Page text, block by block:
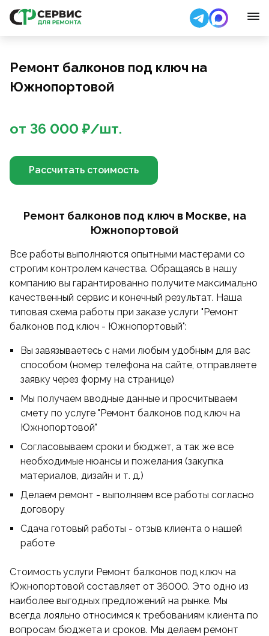
Ремонт балконов под ключ на
Южнопортовой
от 36 000 ₽/шт.
Рассчитать стоимость
Ремонт балконов под ключ в Москве, на
Южнопортовой
Все работы выполняются опытными мастерами со
строгим контролем качества. Обращаясь в нашу
компанию вы гарантированно получите максимально
качественный сервис и конечный результат. Наша
типовая схема работы при заказе услуги "Ремонт
балконов под ключ - Южнопортовый":
Вы завязываетесь с нами любым удобным для вас
способом (номер телефона на сайте, отправляете
заявку через форму на странице)
Мы получаем вводные данные и просчитываем
смету по услуге "Ремонт балконов под ключ на
Южнопортовой"
Согласовываем сроки и бюджет, а так же все
необходимые нюансы и пожелания (закупка
материалов, дизайн и т. д.)
Делаем ремонт - выполняем все работы согласно
договору
Сдача готовый работы - отзыв клиента о нашей
работе
Стоимость услуги Ремонт балконов под ключ на
Южнопортовой составляет от 36000. Это одно из
наиболее выгодных предложений на рынке. Мы
всегда лояльно относимся к требованиям клиента по
вопросам бюджета и сроков. Мы делаем ремонт